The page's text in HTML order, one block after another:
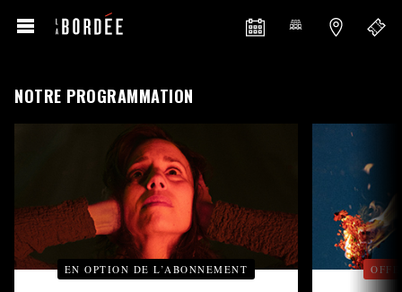
NOTRE PROGRAMMATION
EN OPTION DE L’ABONNEMENT